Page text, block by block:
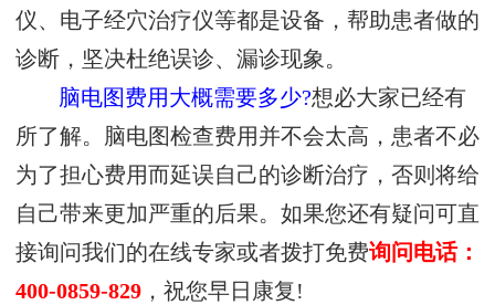
仪、电子经穴治疗仪等都是设备，帮助患者做的
诊断，坚决杜绝误诊、漏诊现象。
脑电图费用大概需要多少?想必大家已经有
所了解。脑电图检查费用并不会太高，患者不必
为了担心费用而延误自己的诊断治疗，否则将给
自己带来更加严重的后果。如果您还有疑问可直
接询问我们的在线专家或者拨打免费询问电话：
400-0859-829 ，祝您早日康复!